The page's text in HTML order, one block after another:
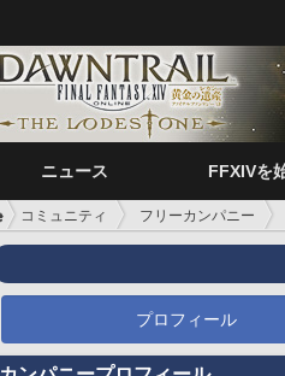
ニュース FFXIVを
コミュニティ フリーカンパニー
プロフィール